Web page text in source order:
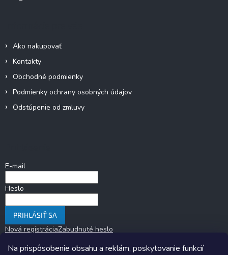
Na prispôsobenie obsahu a reklám, poskytovanie funkcií
Ako nakupovať
Kontakty
Obchodné podmienky
Podmienky ochrany osobných údajov
Odstúpenie od zmluvy
E-mail
Heslo
PRIHLÁSIŤ SA
Nová registráciaZabudnuté heslo